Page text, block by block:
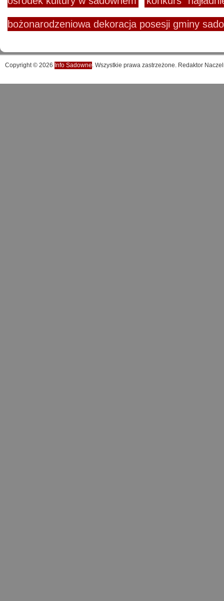
bożonarodzeniowa dekoracja posesji gminy
Copyright © 2026 Info Sadowne. Wszystkie prawa zastrzeżone. Redaktor